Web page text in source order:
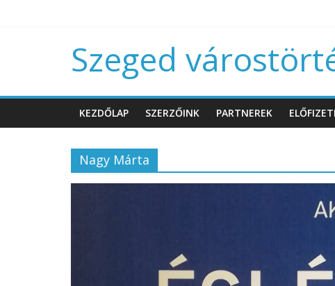
Szeged
KEZDŐLAP SZERZŐINK PARTNEREK
Nagy Márta